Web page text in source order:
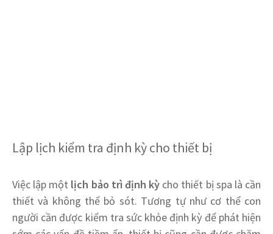
Lập lịch kiểm tra định kỳ cho thiết bị
Việc lập một lịch bảo trì định kỳ cho thiết bị spa là cần
thiết và không thể bỏ sót. Tương tự như cơ thể con
người cần được kiểm tra sức khỏe định kỳ để phát hiện